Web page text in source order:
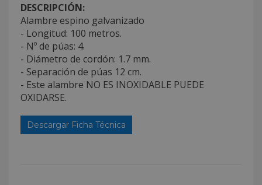
DESCRIPCIÓN:
Alambre espino galvanizado
- Longitud: 100 metros.
- Nº de púas: 4.
- Diámetro de cordón: 1.7 mm.
- Separación de púas 12 cm.
- Este alambre NO ES INOXIDABLE PUEDE
OXIDARSE.
Descargar Ficha Técnica